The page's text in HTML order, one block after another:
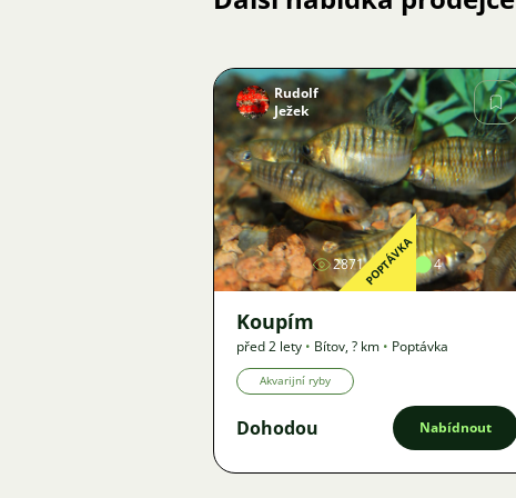
Obrázek
Rudolf
Ježek
2871 1 4
POPTÁVKA
Koupím
před 2 lety • Bítov,? km • Poptávka
Akvarijní ryby
Dohodou Nabídnout